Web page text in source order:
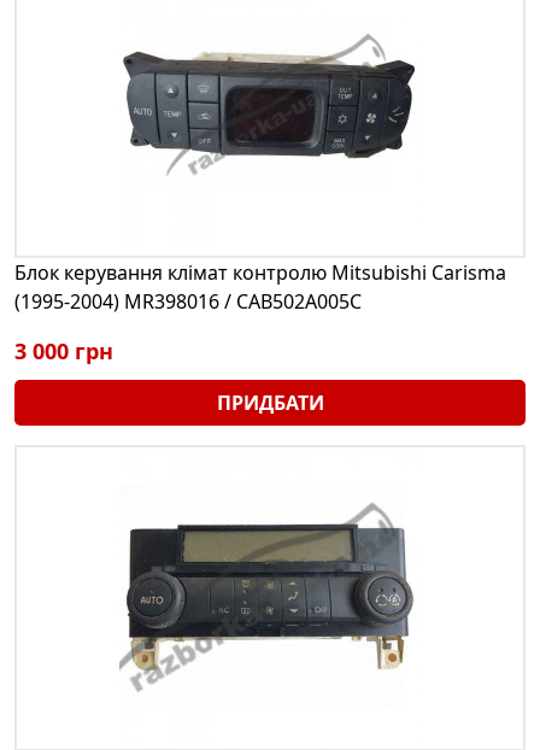
Блок керування клімат контролю Mitsubishi Carisma
(1995-2004) MR398016 / CAB502A005C
3 000 грн
ПРИДБАТИ